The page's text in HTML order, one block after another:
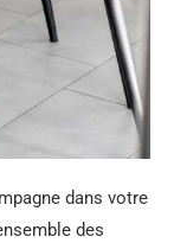
dans votre
des